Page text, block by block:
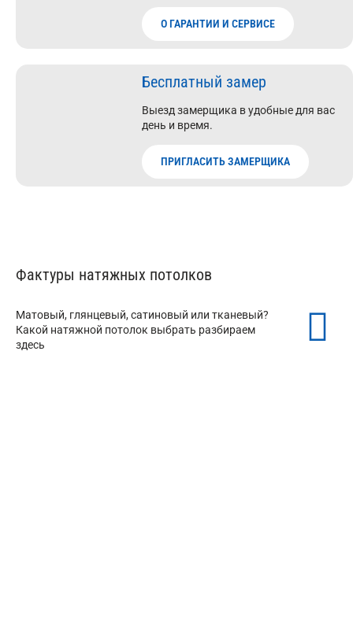
О ГАРАНТИИ И СЕРВИСЕ
Бесплатный замер
Выезд замерщика в удобные для вас
день и время.
ПРИГЛАСИТЬ ЗАМЕРЩИКА
Фактуры натяжных потолков
Матовый, глянцевый, сатиновый или тканевый?
Какой натяжной потолок выбрать разбираем
здесь